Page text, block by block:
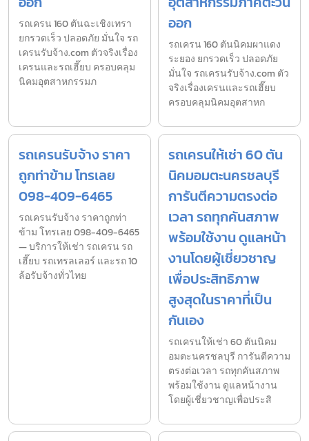
รถเครน 160 ตันฉะเชิงเทรา
ยกรวดเร็ว ปลอดภัย มั่นใจ รถ
เครนรับจ้าง.com ตัวจริงเรื่อง
เครนและรถเฮี๊ยบ ครอบคลุม
นิคมอุตสาหกรรมภ
ออก
รถเครน 160 ตันนิคมผาแดง
ระยอง ยกรวดเร็ว ปลอดภัย
มั่นใจ รถเครนรับจ้าง.com ตัว
จริงเรื่องเครนและรถเฮี๊ยบ
ครอบคลุมนิคมอุตสาหก
รถเครนรับจ้าง ราคา
ถูกท่าข้าม โทรเลย
098-409-6465
รถเครนรับจ้าง ราคาถูกท่า
ข้าม โทรเลย 098-409-6465
— บริการให้เช่า รถเครน รถ
เฮี๊ยบ รถเทรลเลอร์ และรถ 10
ล้อรับจ้างทั่วไทย
รถเครนให้เช่า 60 ตัน
นิคมอมตะนครชลบุรี
การันตีความตรงต่อ
เวลา รถทุกคันสภาพ
พร้อมใช้งาน ดูแลหน้า
งานโดยผู้เชี่ยวชาญ
เพื่อประสิทธิภาพ
สูงสุดในราคาที่เป็น
กันเอง
รถเครนให้เช่า 60 ตันนิคม
อมตะนครชลบุรี การันตีความ
ตรงต่อเวลา รถทุกคันสภาพ
พร้อมใช้งาน ดูแลหน้างาน
โดยผู้เชี่ยวชาญเพื่อประสิ